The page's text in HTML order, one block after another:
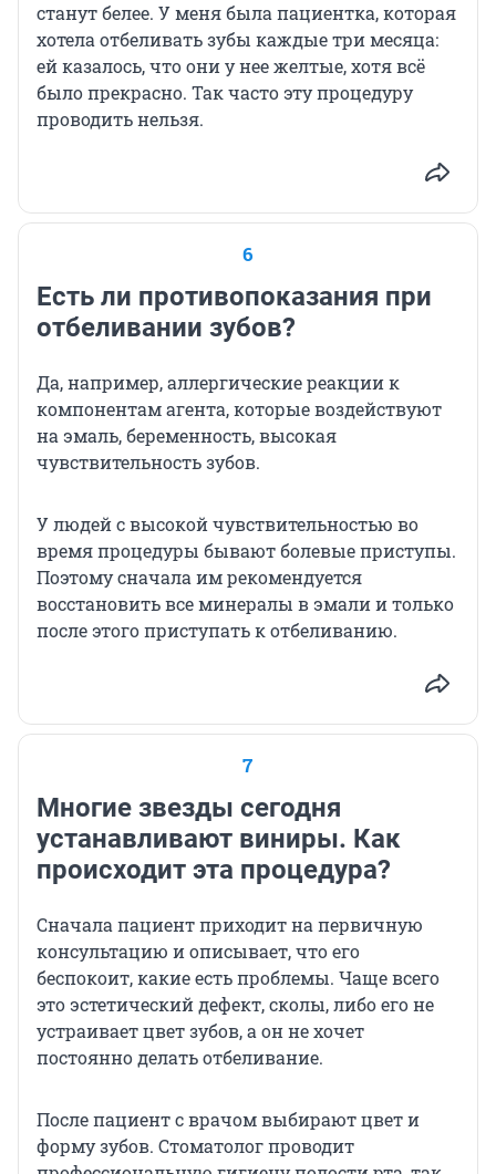
станут белее. У меня была пациентка, которая
хотела отбеливать зубы каждые три месяца:
ей казалось, что они у нее желтые, хотя всё
было прекрасно. Так часто эту процедуру
проводить нельзя.
6
Есть ли противопоказания при
отбеливании зубов?
Да, например, аллергические реакции к
компонентам агента, которые воздействуют
на эмаль, беременность, высокая
чувствительность зубов.
У людей с высокой чувствительностью во
время процедуры бывают болевые приступы.
Поэтому сначала им рекомендуется
восстановить все минералы в эмали и только
после этого приступать к отбеливанию.
7
Многие звезды сегодня
устанавливают виниры. Как
происходит эта процедура?
Сначала пациент приходит на первичную
консультацию и описывает, что его
беспокоит, какие есть проблемы. Чаще всего
это эстетический дефект, сколы, либо его не
устраивает цвет зубов, а он не хочет
постоянно делать отбеливание.
После пациент с врачом выбирают цвет и
форму зубов. Стоматолог проводит